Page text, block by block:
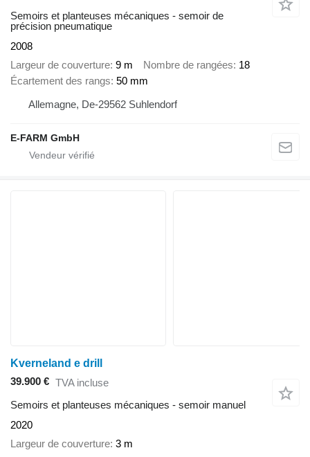
Semoirs et planteuses mécaniques - semoir de
précision pneumatique
2008
Largeur de couverture 9 m Nombre de rangées 18
Écartement des rangs 50 mm
Allemagne, De-29562 Suhlendorf
E-FARM GmbH
Kverneland e drill
39.900 € TVA incluse
Semoirs et planteuses mécaniques - semoir manuel
2020
Largeur de couverture 3 m